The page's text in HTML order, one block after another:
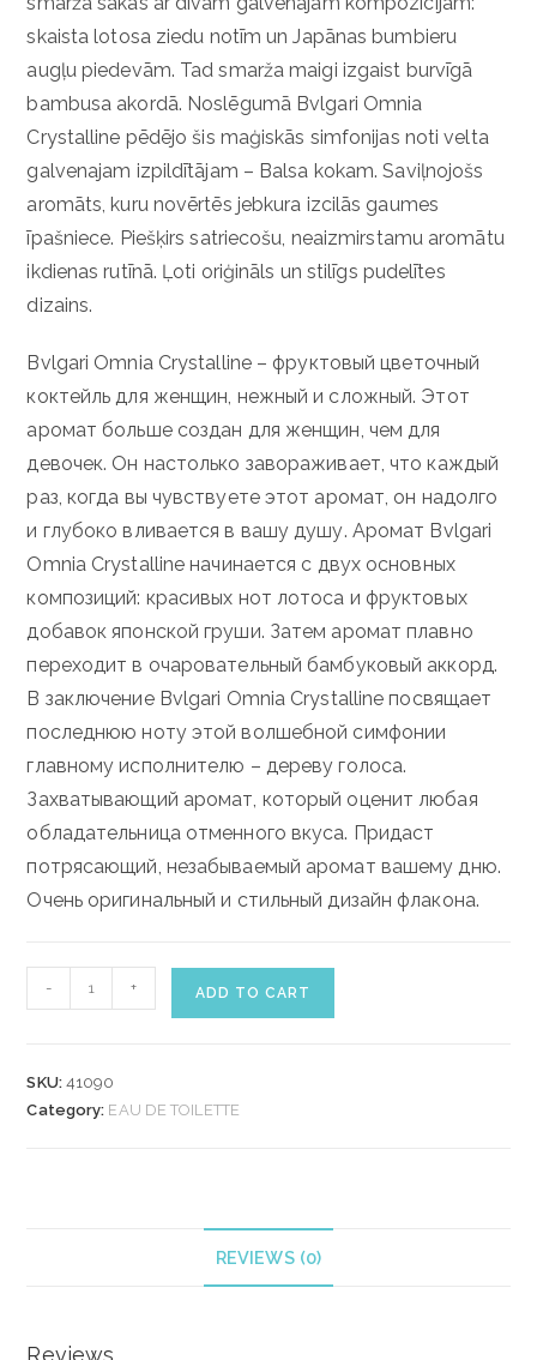
skaista lotosa ziedu notīm un Japānas bumbieru
augļu piedevām. Tad smarža maigi izgaist burvīgā
bambusa akordā. Noslēgumā Bvlgari Omnia
Crystalline pēdējo šis maģiskās simfonijas noti velta
galvenajam izpildītājam – Balsa kokam. Saviļnojošs
aromāts, kuru novērtēs jebkura izcilās gaumes
īpašniece. Piešķirs satriecošu, neaizmirstamu aromātu
ikdienas rutīnā. Ļoti oriģināls un stilīgs pudelītes
dizains.
Bvlgari Omnia Crystalline – фруктовый цветочный
коктейль для женщин, нежный и сложный. Этот
аромат больше создан для женщин, чем для
девочек. Он настолько завораживает, что каждый
раз, когда вы чувствуете этот аромат, он надолго
и глубоко вливается в вашу душу. Аромат Bvlgari
Omnia Crystalline начинается с двух основных
композиций: красивых нот лотоса и фруктовых
добавок японской груши. Затем аромат плавно
переходит в очаровательный бамбуковый аккорд.
В заключение Bvlgari Omnia Crystalline посвящает
последнюю ноту этой волшебной симфонии
главному исполнителю – дереву голоса.
Захватывающий аромат, который оценит любая
обладательница отменного вкуса. Придаст
потрясающий, незабываемый аромат вашему дню.
Очень оригинальный и стильный дизайн флакона.
OMNIA
- + ADD TO CART
SKU: 41090
Category: EAU DE TOILETTE
REVIEWS (0)
Reviews